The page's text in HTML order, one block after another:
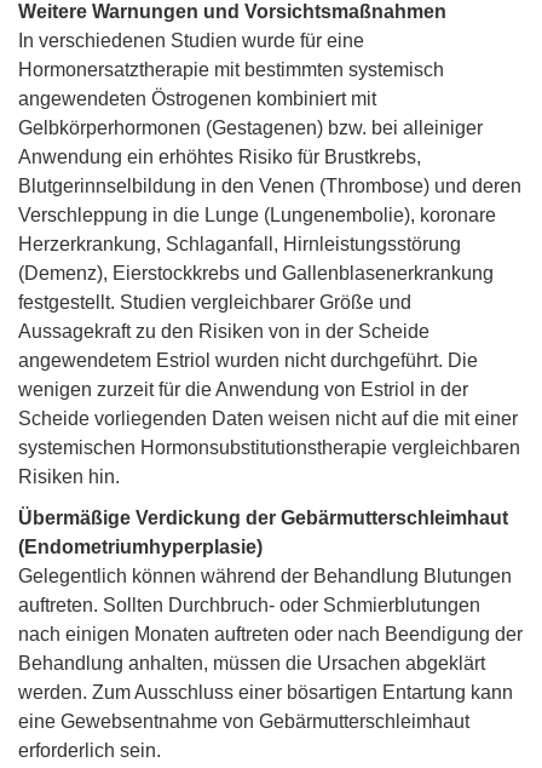
Weitere Warnungen und Vorsichtsmaßnahmen
In verschiedenen Studien wurde für eine
Hormonersatztherapie mit bestimmten systemisch
angewendeten Östrogenen kombiniert mit
Gelbkörperhormonen (Gestagenen) bzw. bei alleiniger
Anwendung ein erhöhtes Risiko für Brustkrebs,
Blutgerinnselbildung in den Venen (Thrombose) und deren
Verschleppung in die Lunge (Lungenembolie), koronare
Herzerkrankung, Schlaganfall, Hirnleistungsstörung
(Demenz), Eierstockkrebs und Gallenblasenerkrankung
festgestellt. Studien vergleichbarer Größe und
Aussagekraft zu den Risiken von in der Scheide
angewendetem Estriol wurden nicht durchgeführt. Die
wenigen zurzeit für die Anwendung von Estriol in der
Scheide vorliegenden Daten weisen nicht auf die mit einer
systemischen Hormonsubstitutionstherapie vergleichbaren
Risiken hin.
Übermäßige Verdickung der Gebärmutterschleimhaut
(Endometriumhyperplasie)
Gelegentlich können während der Behandlung Blutungen
auftreten. Sollten Durchbruch- oder Schmierblutungen
nach einigen Monaten auftreten oder nach Beendigung der
Behandlung anhalten, müssen die Ursachen abgeklärt
werden. Zum Ausschluss einer bösartigen Entartung kann
eine Gewebsentnahme von Gebärmutterschleimhaut
erforderlich sein.